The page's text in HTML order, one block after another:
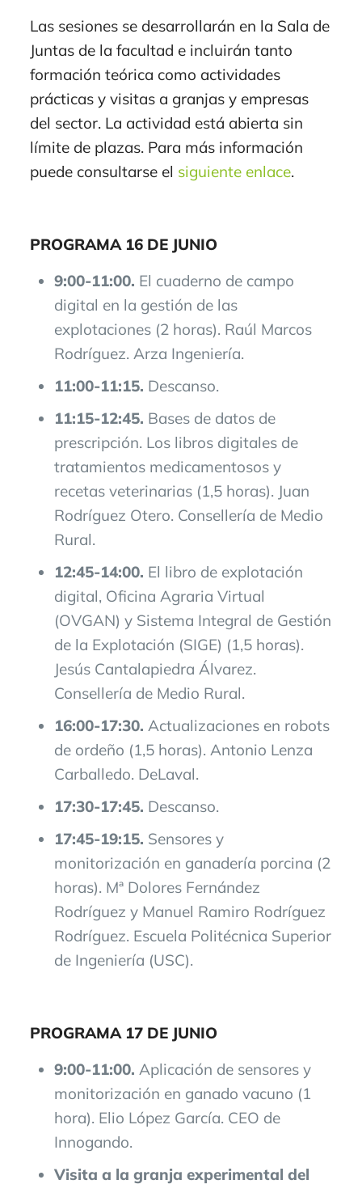
Las sesiones se desarrollarán en la Sala de
Juntas de la facultad e incluirán tanto
formación teórica como actividades
prácticas y visitas a granjas y empresas
del sector. La actividad está abierta sin
límite de plazas. Para más información
puede consultarse el siguiente enlace.
PROGRAMA 16 DE JUNIO
9:00-11:00. El cuaderno de campo
digital en la gestión de las
explotaciones (2 horas). Raúl Marcos
Rodríguez. Arza Ingeniería.
11:00-11:15. Descanso.
11:15-12:45. Bases de datos de
prescripción. Los libros digitales de
tratamientos medicamentosos y
recetas veterinarias (1,5 horas). Juan
Rodríguez Otero. Consellería de Medio
Rural.
12:45-14:00. El libro de explotación
digital, Oficina Agraria Virtual
(OVGAN) y Sistema Integral de Gestión
de la Explotación (SIGE) (1,5 horas).
Jesús Cantalapiedra Álvarez.
Consellería de Medio Rural.
16:00-17:30. Actualizaciones en robots
de ordeño (1,5 horas). Antonio Lenza
Carballedo. DeLaval.
17:30-17:45. Descanso.
17:45-19:15. Sensores y
monitorización en ganadería porcina (2
horas). Mª Dolores Fernández
Rodríguez y Manuel Ramiro Rodríguez
Rodríguez. Escuela Politécnica Superior
de Ingeniería (USC).
PROGRAMA 17 DE JUNIO
9:00-11:00. Aplicación de sensores y
monitorización en ganado vacuno (1
hora). Elio López García. CEO de
Innogando.
Visita a la granja experimental del